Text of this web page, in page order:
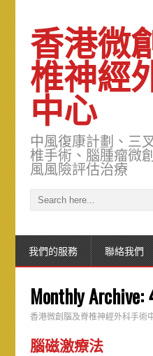
香港微
椎神經
中心
中風復康計劃、三
椎手術、腦腫瘤微
風風險評估治療
我們的服務 聯絡我們
Monthly Archive:
香港微創腦及脊椎神經外科手術
腦磁激療法